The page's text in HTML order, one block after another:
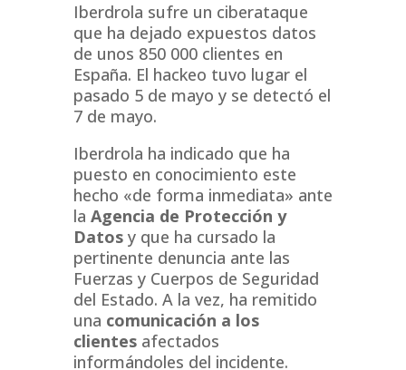
Iberdrola sufre un ciberataque
que ha dejado expuestos datos
de unos 850 000 clientes en
España. El hackeo tuvo lugar el
pasado 5 de mayo y se detectó el
7 de mayo.
Iberdrola ha indicado que ha
puesto en conocimiento este
hecho «de forma inmediata» ante
la Agencia de Protección y
Datos y que ha cursado la
pertinente denuncia ante las
Fuerzas y Cuerpos de Seguridad
del Estado. A la vez, ha remitido
una comunicación a los
clientes afectados
informándoles del incidente.